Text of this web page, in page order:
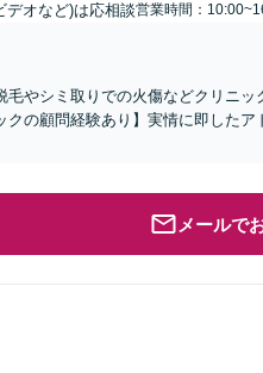
デオなど)は応相談営業時間：
毛やシミ取りでの火傷などクリニ
の顧問経験あり】実情に即した
メールで